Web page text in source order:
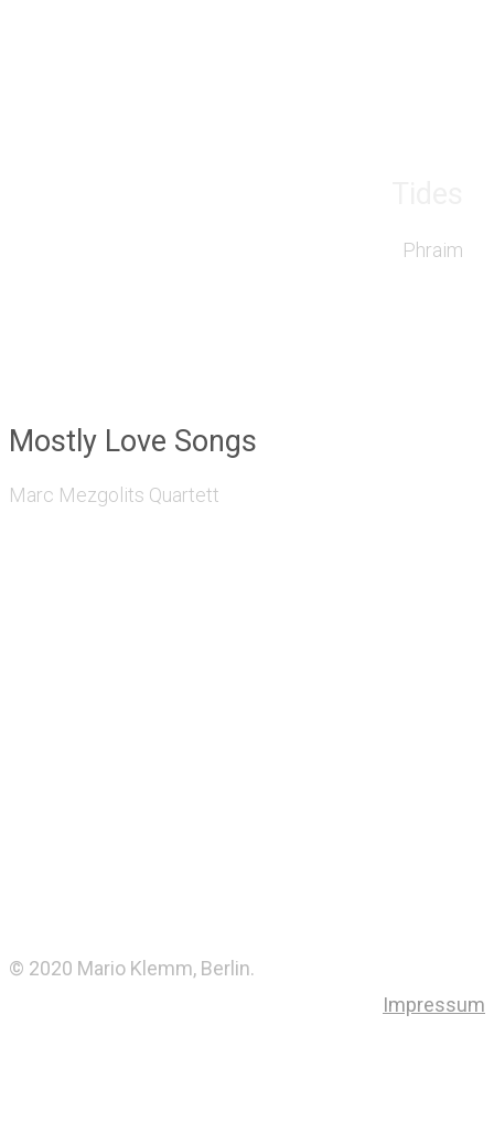
Phraim
Mostly Love Songs
Marc Mezgolits Quartett
© 2020 Mario Klemm, Berlin.
Impressum